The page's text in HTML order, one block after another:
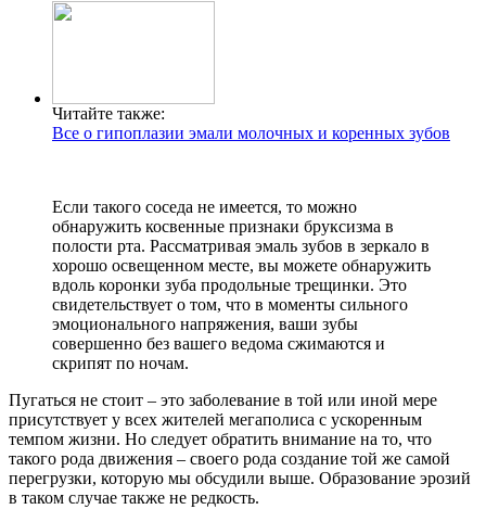
Читайте также:
Все о гипоплазии эмали молочных и коренных зубов
Если такого соседа не имеется, то можно
обнаружить косвенные признаки бруксизма в
полости рта. Рассматривая эмаль зубов в зеркало в
хорошо освещенном месте, вы можете обнаружить
вдоль коронки зуба продольные трещинки. Это
свидетельствует о том, что в моменты сильного
эмоционального напряжения, ваши зубы
совершенно без вашего ведома сжимаются и
скрипят по ночам.
Пугаться не стоит – это заболевание в той или иной мере
присутствует у всех жителей мегаполиса с ускоренным
темпом жизни. Но следует обратить внимание на то, что
такого рода движения – своего рода создание той же самой
перегрузки, которую мы обсудили выше. Образование эрозий
в таком случае также не редкость.